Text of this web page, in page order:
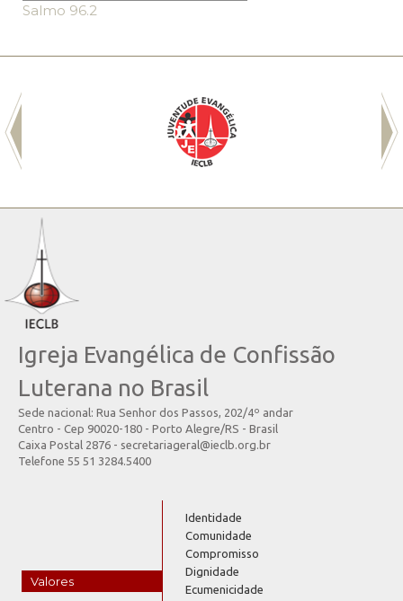
Salmo 96.2
Igreja Evangélica de Confissão
Luterana no Brasil
Sede nacional: Rua Senhor dos Passos, 202/4º andar
Centro - Cep 90020-180 - Porto Alegre/RS - Brasil
Caixa Postal 2876 - secretariageral@ieclb.org.br
Telefone 55 51 3284.5400
Valores
Identidade
Comunidade
Compromisso
Dignidade
Ecumenicidade